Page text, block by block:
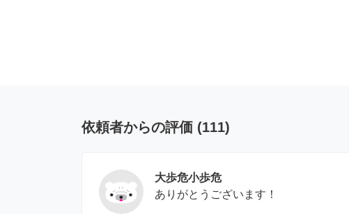
依頼者からの評価 (111)
大歩危小歩危
ありがとうございます！